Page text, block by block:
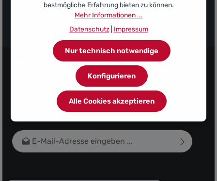
Sponsor des Ludwigsfelder FC
Abonnieren Sie den kostenlosen Newsletter und verpassen Sie
E-Mail-Adresse*
bestmögliche Erfahrung bieten zu können.
Mehr Informationen ...
Datenschutz| Impressum
Nur technisch notwendige
Konfigurieren
Alle Cookies akzeptieren